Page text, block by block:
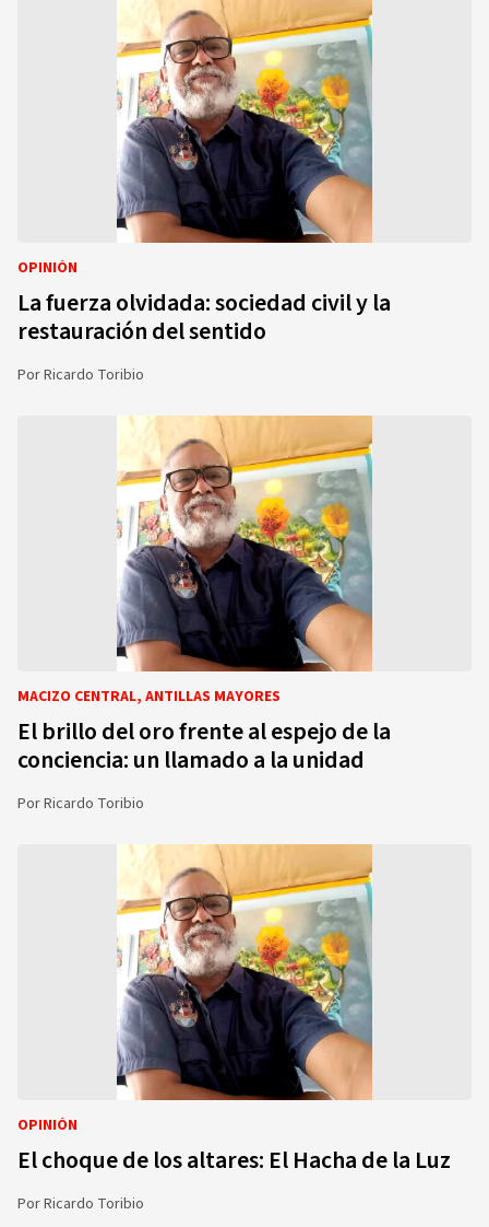
OPINIÓN
La fuerza olvidada: sociedad civil y la
restauración del sentido
PorRicardo Toribio
MACIZO CENTRAL, ANTILLAS MAYORES
El brillo del oro frente al espejo de la
conciencia: un llamado a la unidad
PorRicardo Toribio
OPINIÓN
El choque de los altares: El Hacha de la Luz
PorRicardo Toribio